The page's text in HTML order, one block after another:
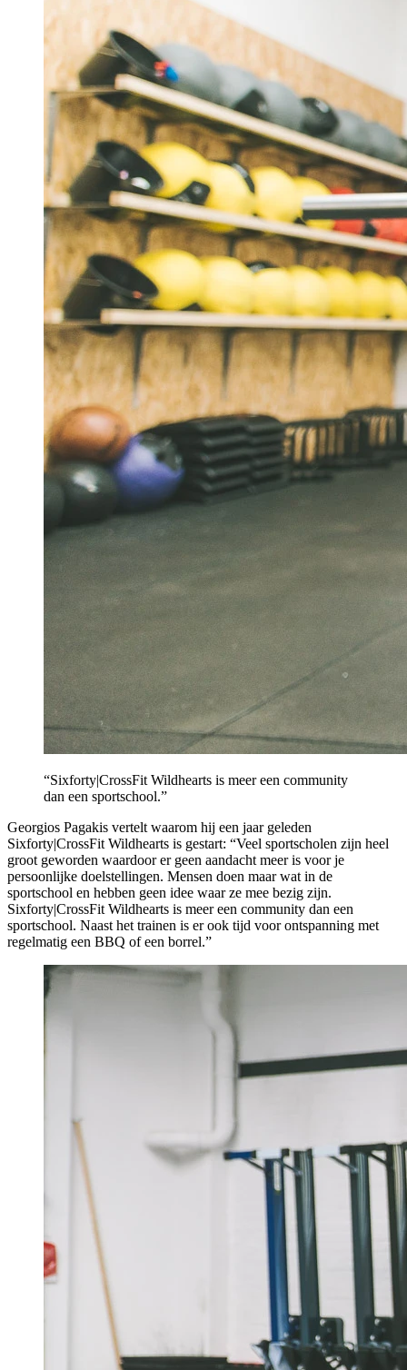
“Sixforty|CrossFit Wildhearts is meer een community
dan een sportschool.”
Georgios Pagakis vertelt waarom hij een jaar geleden
Sixforty|CrossFit Wildhearts is gestart: “Veel sportscholen zijn heel
groot geworden waardoor er geen aandacht meer is voor je
persoonlijke doelstellingen. Mensen doen maar wat in de
sportschool en hebben geen idee waar ze mee bezig zijn.
Sixforty|CrossFit Wildhearts is meer een community dan een
sportschool. Naast het trainen is er ook tijd voor ontspanning met
regelmatig een BBQ of een borrel.”